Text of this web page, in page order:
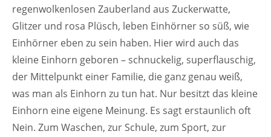
regenwolkenlosen Zauberland aus Zuckerwatte,
Glitzer und rosa Plüsch, leben Einhörner so süß, wie
Einhörner eben zu sein haben. Hier wird auch das
kleine Einhorn geboren – schnuckelig, superflauschig,
der Mittelpunkt einer Familie, die ganz genau weiß,
was man als Einhorn zu tun hat. Nur besitzt das kleine
Einhorn eine eigene Meinung. Es sagt erstaunlich oft
Nein. Zum Waschen, zur Schule, zum Sport, zur